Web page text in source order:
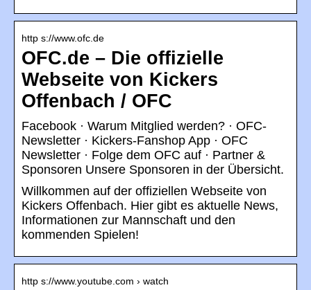
http s://www.ofc.de
OFC.de – Die offizielle
Webseite von Kickers
Offenbach / OFC
Facebook · Warum Mitglied werden? · OFC-
Newsletter · Kickers-Fanshop App · OFC
Newsletter · Folge dem OFC auf · Partner &
Sponsoren Unsere Sponsoren in der Übersicht.
Willkommen auf der offiziellen Webseite von
Kickers Offenbach. Hier gibt es aktuelle News,
Informationen zur Mannschaft und den
kommenden Spielen!
http s://www.youtube.com › watch